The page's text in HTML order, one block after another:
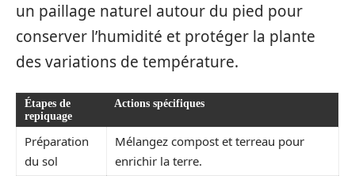
un paillage naturel autour du pied pour
conserver l’humidité et protéger la plante
des variations de température.
Étapes de
repiquage
Actions spécifiques
Préparation
du sol
Mélangez compost et terreau pour
enrichir la terre.